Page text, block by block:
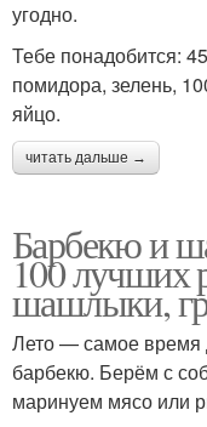
угодно.
Тебе понадобится:
помидора, зелень,
яйцо.
читать дальше →
Барбекю и
100 лучших
шашлыки,
Лето — самое время
барбекю. Берём с
маринуем мясо или